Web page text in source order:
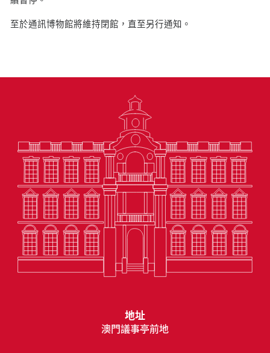
至於通訊博物館將維持閉館，直至另行通知。
地址
澳門議事亭前地